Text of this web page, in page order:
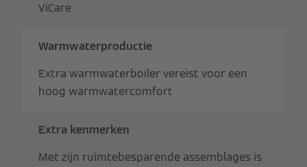
ViCare
Warmwaterproductie
Extra warmwaterboiler vereist voor een
hoog warmwatercomfort
Extra kenmerken
Met zijn ruimtebesparende assemblages is